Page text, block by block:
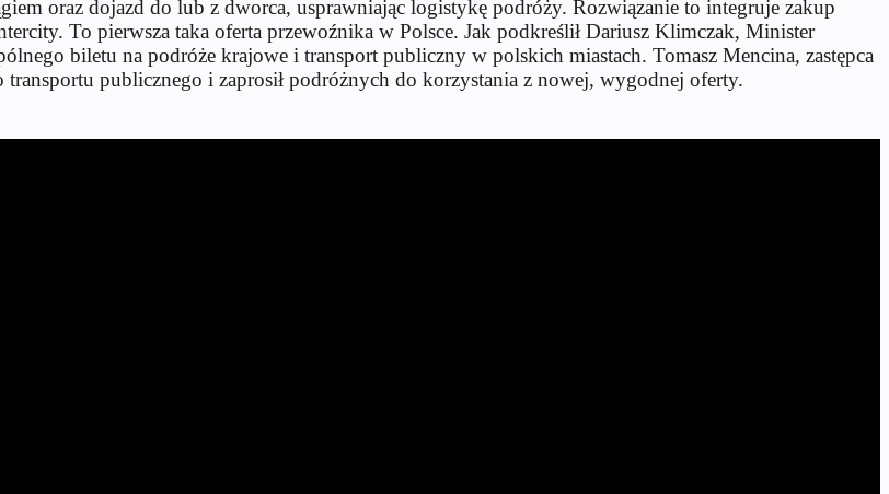
oraz dojazd do lub z dworca, usprawniając logistykę podróży. Rozwiązanie to integruje zakup
To pierwsza taka oferta przewoźnika w Polsce. Jak podkreślił Dariusz Klimczak, Minister
biletu na podróże krajowe i transport publiczny w polskich miastach. Tomasz Mencina, zastępca
publicznego i zaprosił podróżnych do korzystania z nowej, wygodnej oferty.